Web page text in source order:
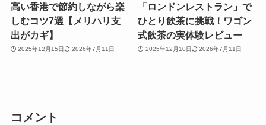
高い香港で節約しながら楽
しむコツ7選【メリハリ支
出がカギ】
2025年12月15日 2026年7月11日
「ロンドンレストラン」で
ひとり飲茶に挑戦！ワゴン
式飲茶の実体験レビュー
2025年12月10日 2026年7月11日
コメント